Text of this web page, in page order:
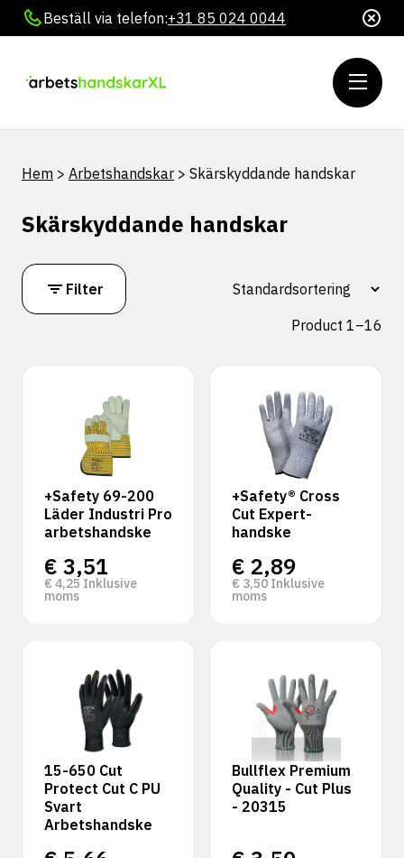
Beställ via telefon:+31 85 024 0044
Hem > Arbetshandskar > Skärskyddande handskar
Skärskyddande handskar
Filter
Product 1–16
+Safety 69-200
Läder Industri Pro
arbetshandske
€ 3,51
€ 4,25 Inklusive
moms
+Safety® Cross
Cut Expert-
handske
€ 2,89
€ 3,50 Inklusive
moms
15-650 Cut
Protect Cut C PU
Svart
Arbetshandske
Bullflex Premium
Quality - Cut Plus
- 20315